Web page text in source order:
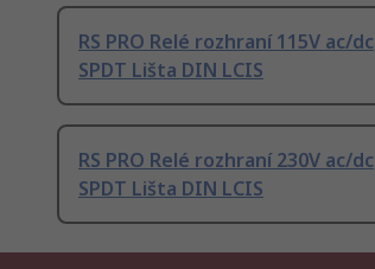
RS PRO Relé rozhraní 115V ac/dc
SPDT Lišta DIN LCIS
RS PRO Relé rozhraní 230V ac/dc
SPDT Lišta DIN LCIS